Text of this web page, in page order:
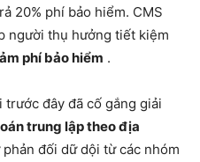
20% phí bảo hiểm. CMS
người thụ hưởng tiết kiệm
phí bảo hiểm .
trước đây đã cố gắng giải
trung lập theo địa
đối dữ dội từ các nhóm